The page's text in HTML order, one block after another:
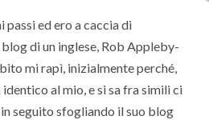
ed ero a caccia di
di un inglese, Rob Appleby-
mi rapì, inizialmente perché,
al mio, e si sa fra simili ci
in seguito sfogliando il suo blog